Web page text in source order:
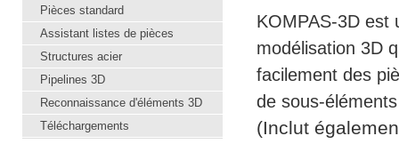
Pièces standard
Assistant listes de pièces
Structures acier
Pipelines 3D
Reconnaissance d'éléments 3D
Téléchargements
KOMPAS-3D est
modélisation 3D
facilement des
de sous-
(Inclut